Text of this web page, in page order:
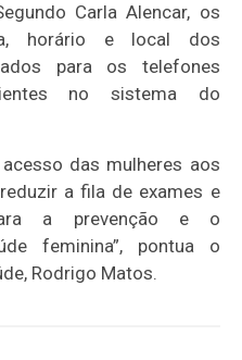
Carla Alencar, os
horário e local dos
para os telefones
no sistema do
das mulheres aos
a fila de exames e
a prevenção e o
feminina”, pontua o
Rodrigo Matos.